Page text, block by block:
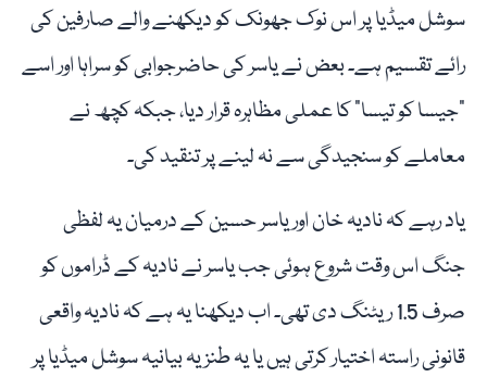
سوشل میڈیا پر اس نوک جھونک کو دیکھنے والے صارفین کی
رائے تقسیم ہے۔ بعض نے یاسر کی حاضرجوابی کو سراہا اور اسے
"جیسا کو تیسا” کا عملی مظاہرہ قرار دیا، جبکہ کچھ نے
معاملے کو سنجیدگی سے نہ لینے پر تنقید کی۔
یاد رہے کہ نادیہ خان اور یاسر حسین کے درمیان یہ لفظی
جنگ اس وقت شروع ہوئی جب یاسر نے نادیہ کے ڈراموں کو
صرف 1.5 ریٹنگ دی تھی۔ اب دیکھنا یہ ہے کہ نادیہ واقعی
قانونی راستہ اختیار کرتی ہیں یا یہ طنزیہ بیانیہ سوشل میڈیا پر